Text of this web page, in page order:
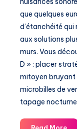
que quelques
d’étanchéité qui
aux solutions
murs. Vous
D » : placer
mitoyen bruyant
microbilles de
tapage